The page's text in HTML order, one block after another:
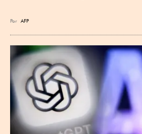
Por AFP